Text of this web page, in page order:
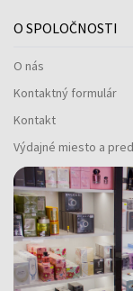
O SPOLOČNOSTI
O nás
Kontaktný formulár
Kontakt
Výdajné miesto a